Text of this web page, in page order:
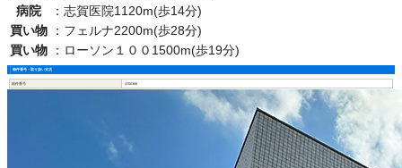
病院
： 志賀医院1120m(歩14分)
買い物
： フェルナ2200m(歩28分)
買い物
： ローソン１００1500m(歩19分)
物件番号・取り扱い支店
物件番号 4700366